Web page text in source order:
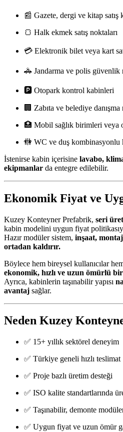
📰 Gazete, dergi ve kitap satış
🍞 Halk ekmek satış noktaları
💳 Elektronik bilet veya kart
🚓 Jandarma ve polis güvenlik
🅿️ Otopark kontrol kabinleri
🏢 Zabıta ve belediye danışma
🏥 Mobil sağlık birimleri veya
🚻 WC ve duş kombinasyonlu
İstenirse kabin içerisine lavabo,
ekipmanlar da entegre edilebilir.
Ekonomik Fiyat ve
Kuzey Konteyner Prefabrik, seri
kabin modelini uygun fiyat
Hazır modüler sistem, inşaat,
ortadan kaldırır.
Böylece hem bireysel kullanıcılar
ekonomik, hızlı ve uzun ömürlü
Ayrıca, kabinlerin taşınabilir yapısı
avantaj sağlar.
Neden Kuzey
✅ 15+ yıllık sektörel deneyim
✅ Türkiye geneli hızlı teslimat
✅ Proje bazlı üretim desteği
✅ ISO kalite standartlarında
✅ Taşınabilir, demonte
✅ Uygun fiyat ve uzun ömür